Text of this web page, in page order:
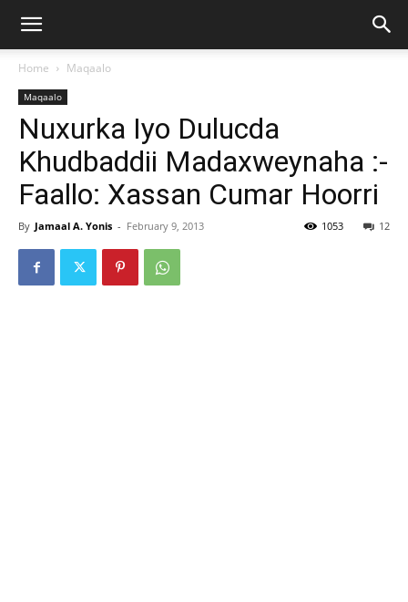
Home Maqaalo
Maqaalo
Nuxurka Iyo Dulucda
Khudbaddii Madaxweynaha :-
Faallo: Xassan Cumar Hoorri
By Jamaal A. Yonis - February 9, 2013 12
1053